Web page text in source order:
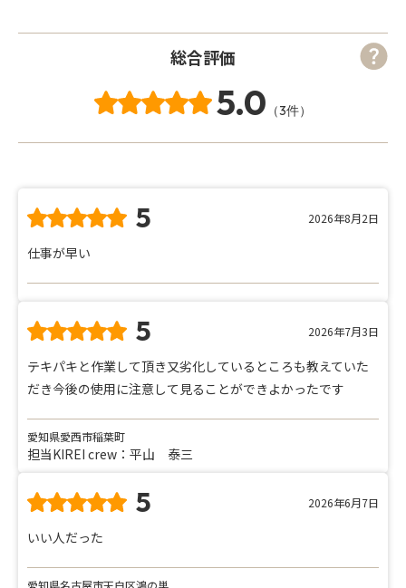
総合評価
5.0 （3件）
5 2026年8月2日
仕事が早い
5 2026年7月3日
テキパキと作業して頂き又劣化しているところも教えていた
だき今後の使用に注意して見ることができよかったです
愛知県愛西市稲葉町
担当KIREI crew：平山 泰三
5 2026年6月7日
いい人だった